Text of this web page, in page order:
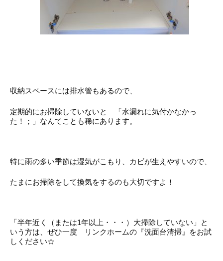
収納スペースには排水管もあるので、
定期的にお掃除していないと 「水漏れに気付かなかっ
た！；」なんてことも稀にあります。
特に雨の多い季節は湿気がこもり、カビが生えやすいので、
たまにお掃除をして換気をするのも大切ですよ！
「半年近く（または1年以上・・・）大掃除していない」と
いう方は、ぜひ一度 リンクホームの『洗面台清掃』をお試
しください☆